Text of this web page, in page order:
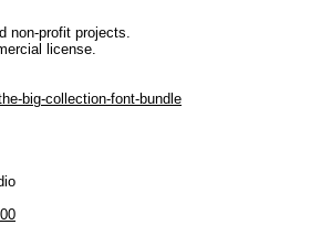
non-profit projects.
license.
big-collection-font-bundle